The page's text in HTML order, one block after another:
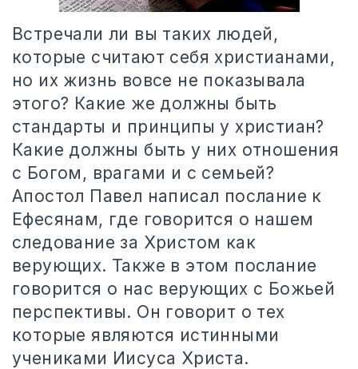
Встречали ли вы таких людей,
которые считают себя христианами,
но их жизнь вовсе не показывала
этого? Какие же должны быть
стандарты и принципы у христиан?
Какие должны быть у них отношения
с Богом, врагами и с семьей?
Апостол Павел написал послание к
Ефесянам, где говорится о нашем
следование за Христом как
верующих. Также в этом послание
говорится о нас верующих с Божьей
перспективы. Он говорит о тех
которые являются истинными
учениками Иисуса Христа.